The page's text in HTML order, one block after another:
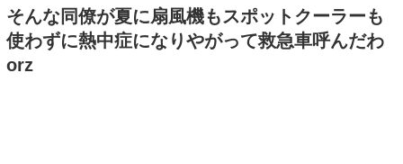
そんな同僚が夏に扇風機もスポットクーラーも
使わずに熱中症になりやがって救急車呼んだわ
orz